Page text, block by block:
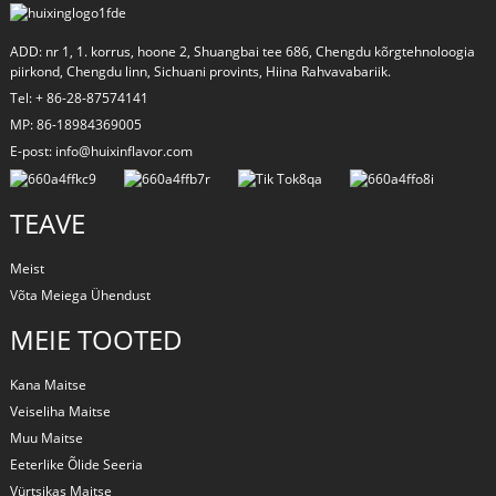
ADD: nr 1, 1. korrus, hoone 2, Shuangbai tee 686, Chengdu kõrgtehnoloogia
piirkond, Chengdu linn, Sichuani provints, Hiina Rahvavabariik.
Tel: + 86-28-87574141
MP: 86-18984369005
E-post: info@huixinflavor.com
TEAVE
Meist
Võta Meiega Ühendust
MEIE TOOTED
Kana Maitse
Veiseliha Maitse
Muu Maitse
Eeterlike Õlide Seeria
Vürtsikas Maitse